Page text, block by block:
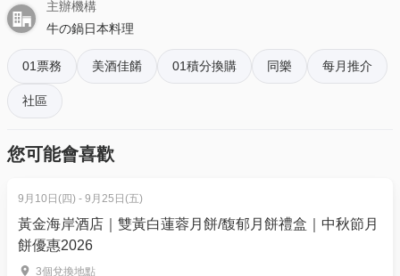
午市價錢⏰12:00 - 16:00
成人：$288 | 原價：$328
小童：$176 | 原價：$200
晚市價錢⏰16:00 - 23:00
小童：$253 | 原價：$288
設9款湯底自選：沙嗲牛肚鍋、秘製黑蒜豬骨鍋、鮮茄
濃鍋、椰子雞湯鍋、壽喜燒鍋、元氣滿滿鍋、麻辣鴨
血鍋、皮蛋芫荽魚片鍋、秘製重慶雞鍋
按「門票」> 點擊相關活動電子門票；
- 透過訂單電郵內按「查看電子票」連結; 部份活動設
有電子門票附件(PDF)。
4. 我預訂了活動，但還沒收到確認電郵，該怎樣辦？
01space@hk01.com 與我們聯絡。
5. 下單後，我可以修改訂單或申請退款嗎？
訂單確認後，不設修改及退款，如需更多協助，請電
郵到 01space@hk01.com。
主辦機構
牛の鍋日本料理
01票務 美酒佳餚 01積分換購 同樂 每月推介
社區
您可能會喜歡
9月10日(四) - 9月25日(五)
黃金海岸酒店｜雙黃白蓮蓉月餅/馥郁月餅禮盒｜中秋節月
餅優惠2026
3個兌換地點